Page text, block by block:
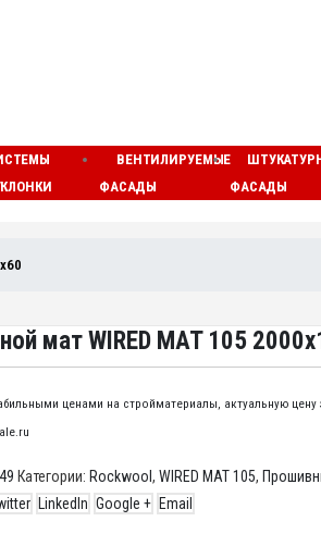
ВЕНТИЛИРУЕМЫЕ
ФАСАДЫ
ФАСАДЫ
мат WIRED MAT 105
ценами на стройматериалы, актуальную цену
Категории: Rockwool , WIRED MAT 105,
LinkedIn Google + Email